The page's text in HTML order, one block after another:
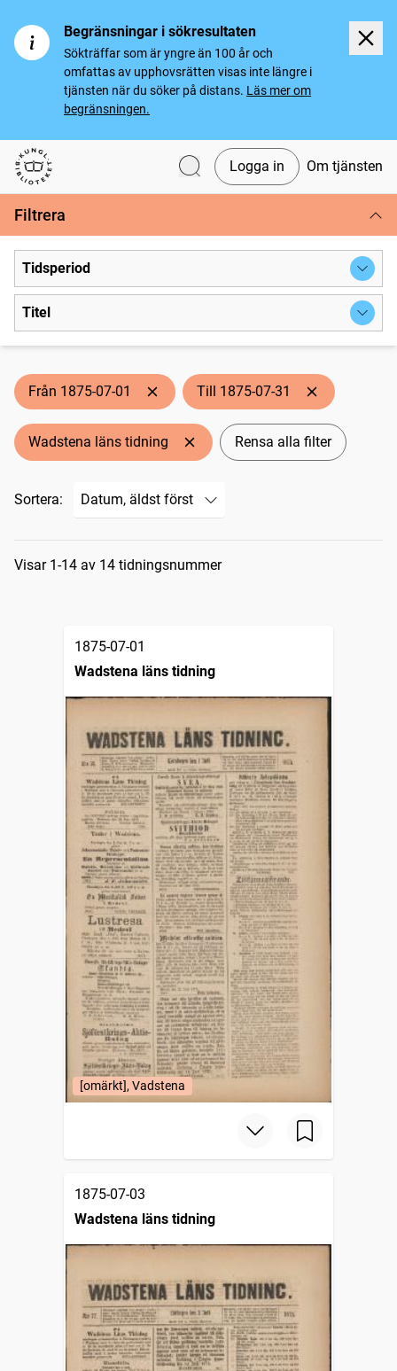
Begränsningar i sökresultaten
Sökträffar som är yngre än 100 år och
omfattas av upphovsrätten visas inte längre i
tjänsten när du söker på distans. Läs mer om
begränsningen.
Svenska tidningar
Logga in Om tjänsten
Filtrera
Tidsperiod
Titel
Från 1875-07-01 Till 1875-07-31
Wadstena läns tidning Rensa alla filter
Sortera:
Sökresultat
Visar 1-14 av 14 tidningsnummer
1875-07-01
Wadstena läns tidning
[omärkt], Vadstena
1875-07-03
Wadstena läns tidning